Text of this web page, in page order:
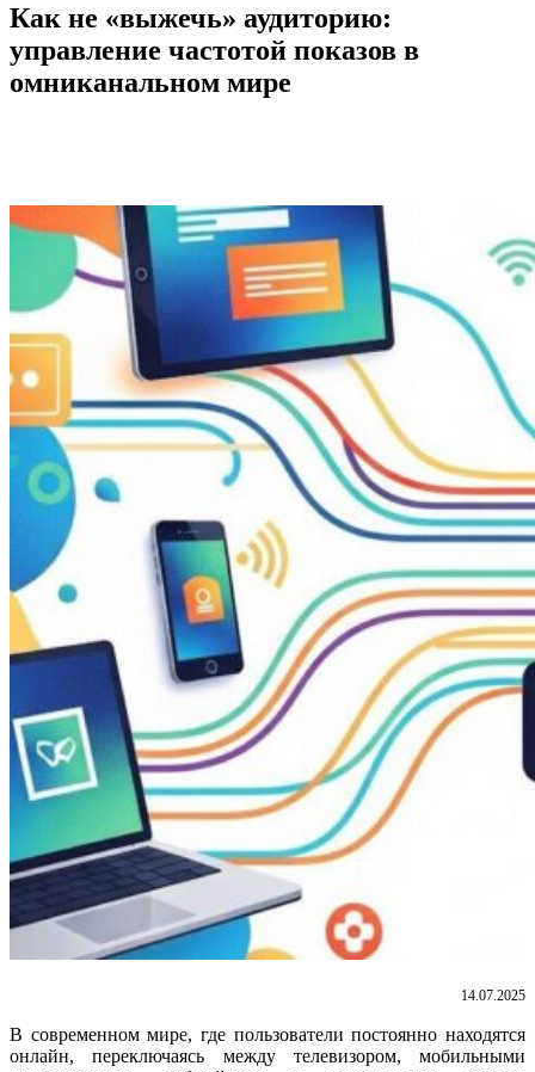
Как не «выжечь» аудиторию:
управление частотой показов в
омниканальном мире
14.07.2025
В современном мире, где пользователи постоянно находятся
онлайн, переключаясь между телевизором, мобильными